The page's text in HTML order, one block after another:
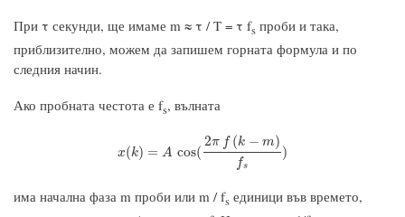
При τ секунди, ще имаме m ≈ τ / T = τ fs проби и така,
приблизително, можем да запишем горната формула и по
следния начин.
Ако пробната честота е fs, вълната
x(k) = A cos(
2π f (k − m)
fs
)
x (k) =A cos(2πf(k−m)fs)
има начална фаза m проби или m / fs единици във времето,